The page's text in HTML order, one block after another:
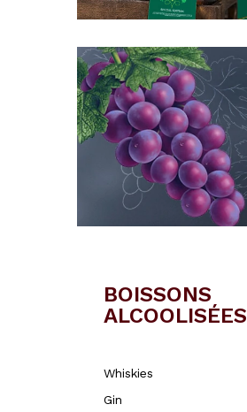
BOISSONS
ALCOOLISÉES
Whiskies
Gin